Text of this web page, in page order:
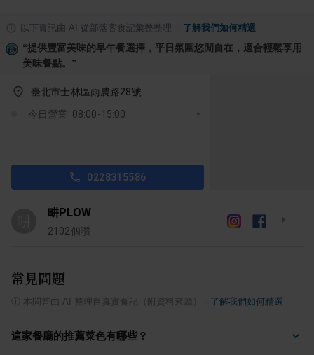
以下資訊由 AI 從部落客食記彙整整理 了解我們如何精選
“提供豐富美味的早午餐選擇，平日氛圍悠閒自在，適合輕鬆享用
美味餐點。 ”
臺北市士林區雨農路28號
今日營業: 08:00-15:00
0228315586
畊PLOW
2102個讚
常見問題
本問答由 AI 整理自真實食記（附資料來源） 了解我們如何精選
這家餐廳的推薦菜色有哪些？